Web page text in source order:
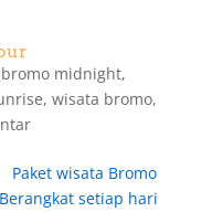
bromo midnight,
, wisata bromo,
wisata Bromo
setiap hari